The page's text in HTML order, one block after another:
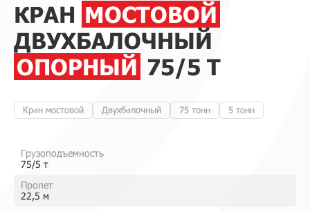
КРАН МОСТОВОЙ
ДВУХБАЛОЧНЫЙ
ОПОРНЫЙ 75/5 Т
Кран мостовой Двухбалочный 75 тонн 5 тонн
Грузоподъемность
75/5 т
Пролет
22,5 м